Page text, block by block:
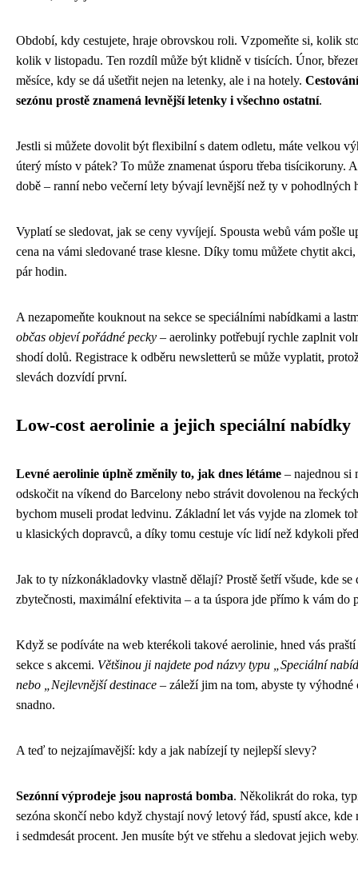
Období, kdy cestujete, hraje obrovskou roli. Vzpomeňte si, kolik
kolik v listopadu. Ten rozdíl může být klidně v tisících. Únor,
měsíce, kdy se dá ušetřit nejen na letenky, ale i na hotely.
sezónu prostě znamená levnější letenky i všechno ostatní.
Jestli si můžete dovolit být flexibilní s datem odletu, máte velkou
úterý místo v pátek? To může znamenat úsporu třeba tisícikoruny.
době – ranní nebo večerní lety bývají levnější než ty v pohodlných
Vyplatí se sledovat, jak se ceny vyvíjejí. Spousta webů vám pošle
cena na vámi sledované trase klesne. Díky tomu můžete chytit
pár hodin.
A nezapomeňte kouknout na sekce se speciálními nabídkami a
občas objeví pořádné pecky – aerolinky potřebují rychle zaplnit
shodí dolů. Registrace k odběru newsletterů se může vyplatit,
slevách dozvídí první.
Low-cost aerolinie a jejich speciální nabídky
Levné aerolinie úplně změnily to, jak dnes létáme – najednou si
odskočit na víkend do Barcelony nebo strávit dovolenou na
bychom museli prodat ledvinu. Základní let vás vyjde na zlomek
u klasických dopravců, a díky tomu cestuje víc lidí než kdykoli
Jak to ty nízkonákladovky vlastně dělají? Prostě šetří všude, kde se
zbytečnosti, maximální efektivita – a ta úspora jde přímo k vám do
Když se podíváte na web kterékoli takové aerolinie, hned vás
sekce s akcemi. Většinou ji najdete pod názvy typu „Speciální
nebo „Nejlevnější destinace – záleží jim na tom, abyste ty výhodné
snadno.
A teď to nejzajímavější: kdy a jak nabízejí ty nejlepší slevy?
Sezónní výprodeje jsou naprostá bomba. Několikrát do roka,
sezóna skončí nebo když chystají nový letový řád, spustí akce, kde
i sedmdesát procent. Jen musíte být ve střehu a sledovat jejich